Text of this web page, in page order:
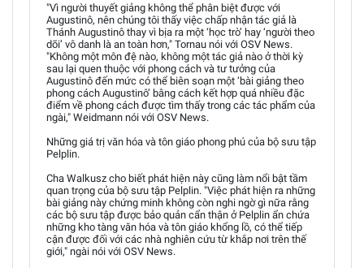
"Vì người thuyết giảng không thể phân biệt được với
Augustinô, nên chúng tôi thấy việc chấp nhận tác giả là
Thánh Augustinô thay vì bịa ra một ‘học trò’ hay ‘người theo
dõi’ vô danh là an toàn hơn," Tornau nói với OSV News.
"Không một môn đệ nào, không một tác giả nào ở thời kỳ
sau lại quen thuộc với phong cách và tư tưởng của
Augustinô đến mức có thể biên soạn một ‘bài giảng theo
phong cách Augustinô’ bằng cách kết hợp quá nhiều đặc
điểm về phong cách được tìm thấy trong các tác phẩm của
ngài," Weidmann nói với OSV News.
Những giá trị văn hóa và tôn giáo phong phú của bộ sưu tập
Pelplin.
Cha Walkusz cho biết phát hiện này cũng làm nổi bật tầm
quan trọng của bộ sưu tập Pelplin. "Việc phát hiện ra những
bài giảng này chứng minh không còn nghi ngờ gì nữa rằng
các bộ sưu tập được bảo quản cẩn thận ở Pelplin ẩn chứa
những kho tàng văn hóa và tôn giáo khổng lồ, có thể tiếp
cận được đối với các nhà nghiên cứu từ khắp nơi trên thế
giới," ngài nói với OSV News.